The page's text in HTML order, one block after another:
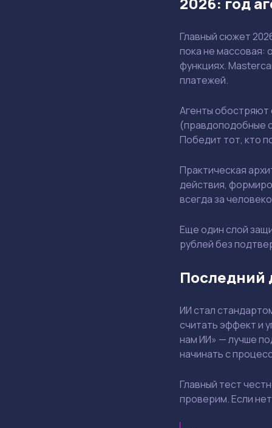
Главный сюжет
пока не массовая:
функциях.​
платежей.​
Агенты обостряют
(правдоподобные
Победит тот, кто
Практическая
действия,
всегда за
Еще один слой
рублей без
Последний
ИИ стал
считать эффект и
нам ИИ» — лучше
начинать с
Главный тест
проверим. Если